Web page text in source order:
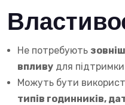
Не потребують
впливу для
Можуть бути
типів годинників,